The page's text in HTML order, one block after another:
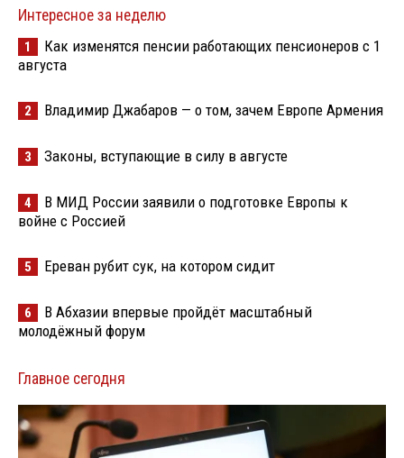
Интересное за неделю
1
Как изменятся пенсии работающих пенсионеров с 1
августа
2 Владимир Джабаров — о том, зачем Европе Армения
3 Законы, вступающие в силу в августе
4
В МИД России заявили о подготовке Европы к
войне с Россией
5 Ереван рубит сук, на котором сидит
6
В Абхазии впервые пройдёт масштабный
молодёжный форум
Главное сегодня